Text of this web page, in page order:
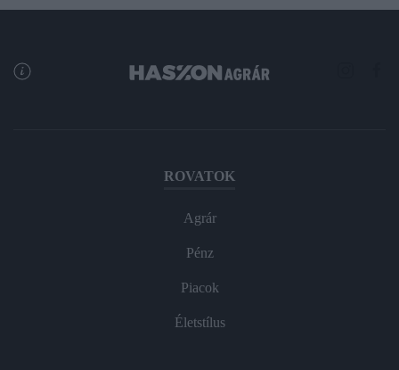
ROVATOK
Agrár
Pénz
Piacok
Életstílus